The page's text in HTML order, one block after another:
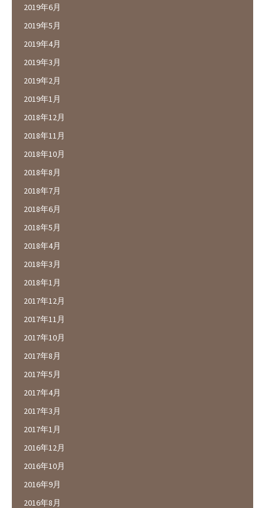
2019年6月
2019年5月
2019年4月
2019年3月
2019年2月
2019年1月
2018年12月
2018年11月
2018年10月
2018年8月
2018年7月
2018年6月
2018年5月
2018年4月
2018年3月
2018年1月
2017年12月
2017年11月
2017年10月
2017年8月
2017年5月
2017年4月
2017年3月
2017年1月
2016年12月
2016年10月
2016年9月
2016年8月